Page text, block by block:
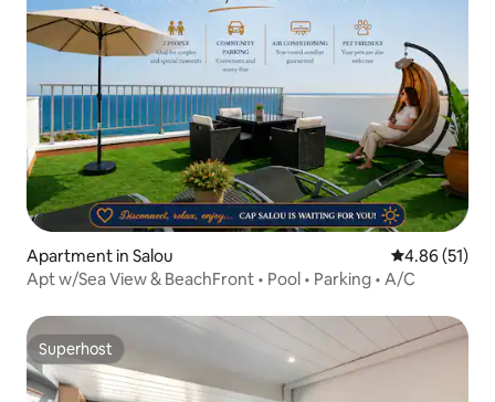
Apartment in Salou 4.86 out of 5
4.86 (51)
Apt w/Sea View & BeachFront • Pool • Parking • A/C
Superhost
Superhost